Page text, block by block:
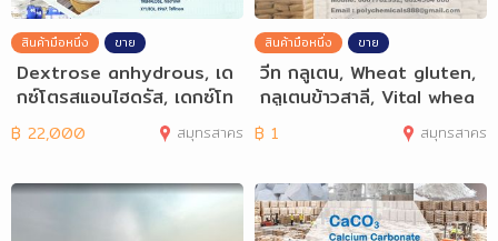
สินค้ามือหนึ่ง ขาย
Dextrose anhydrous, เด
กซ์โตรสแอนไฮดรัส, เดกซ์โท
รสแอนไฮดรัส,
฿ 22,000 สมุทรสาคร
สินค้ามือหนึ่ง ขาย
วีท กลูเตน, Wheat gluten,
กลูเตนข้าวสาลี, Vital whea
t gluten
฿ 1 สมุทรสาคร